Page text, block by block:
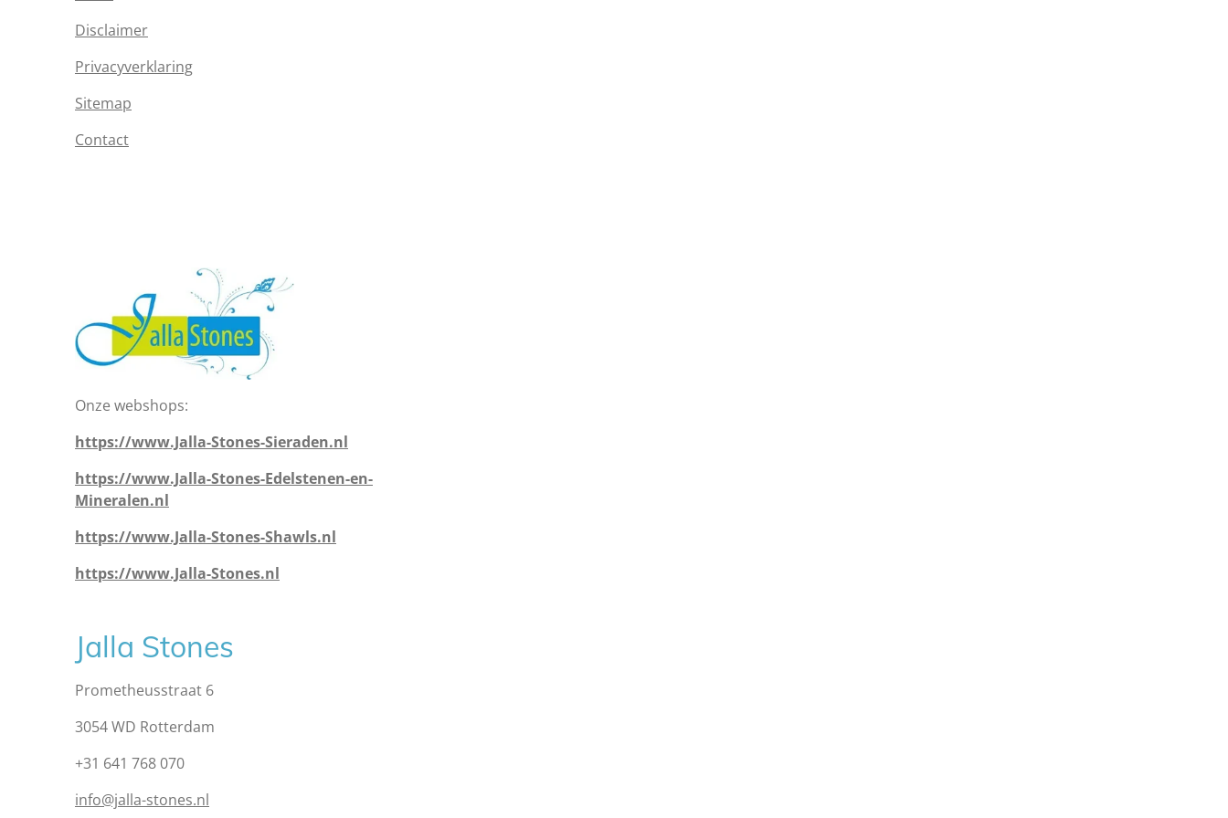
Disclaimer
Privacyverklaring
Sitemap
Contact
Onze webshops:
https://www.Jalla-Stones-Sieraden.nl
https://www.Jalla-Stones-Edelstenen-en-
Mineralen.nl
https://www.Jalla-Stones-Shawls.nl
https://www.Jalla-Stones.nl
Jalla Stones
Prometheusstraat 6
3054 WD Rotterdam
+31 641 768 070
info@jalla-stones.nl